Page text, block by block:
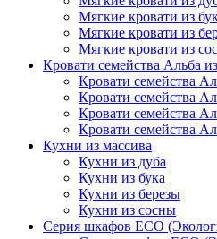
Мягкие кровати из
Мягкие кровати из
Мягкие кровати из
Кровати семейства Альба
Кровати семейства
Кровати семейства
Кровати семейства
Кровати семейства
Кухни из массива
Кухни из дуба
Кухни из бука
Кухни из березы
Кухни из сосны
Серия шкафов ECO